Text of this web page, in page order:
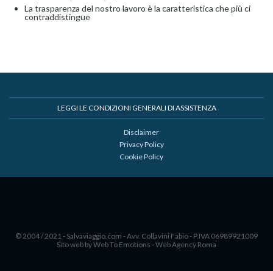
La trasparenza del nostro lavoro è la caratteristica che più ci
contraddistingue
LEGGI LE CONDIZIONI GENERALI DI ASSISTENZA
Disclaimer
Privacy Policy
Cookie Policy
© 2004 / 2021 - Salvaviaggio.com - Avv. Collavini Fabio - P.IVA 06989921009
Sito web by Web To Emotions - Web Agency Roma